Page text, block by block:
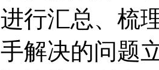
进行汇总、梳
手解决的问题